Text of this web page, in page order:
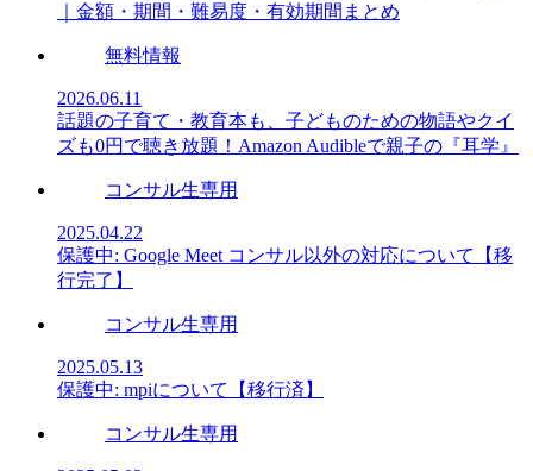
｜金額・期間・難易度・有効期間まとめ
無料情報
2026.06.11
話題の子育て・教育本も、子どものための物語やクイ
ズも0円で聴き放題！Amazon Audibleで親子の『耳学』
コンサル生専用
2025.04.22
保護中: Google Meet コンサル以外の対応について【移
行完了】
コンサル生専用
2025.05.13
保護中: mpiについて【移行済】
コンサル生専用